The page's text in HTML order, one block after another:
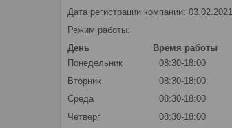
Дата регистрации компании: 03.02.2021
Режим работы:
День
Время работы
Понедельник
08:30-18:00
Вторник
08:30-18:00
Среда
08:30-18:00
Четверг
08:30-18:00